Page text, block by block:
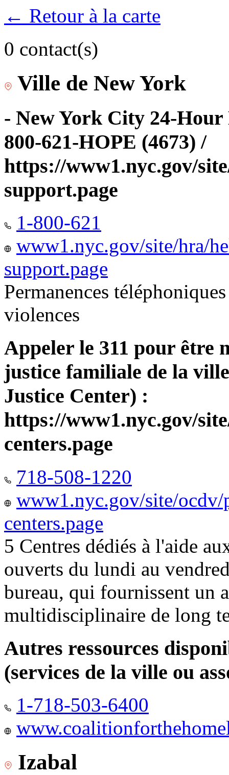
← Retour à la carte
0 contact(s)
Ville de New York
- New York City 24-
800-621-HOPE (4673) /
https://www1.nyc.gov/
support.page
1-800-621
www1.nyc.gov/site/hra/
support.page
Permanences
violences
Appeler le 311 pour être
justice familiale de la
Justice Center) :
https://www1.nyc.gov/
centers.page
718-508-1220
www1.nyc.gov/site/
centers.page
5 Centres dédiés à l'aide
ouverts du lundi au
bureau, qui fournissent un
multidisciplinaire de long
Autres ressources
(services de la ville ou
1-718-503-6400
Izabal